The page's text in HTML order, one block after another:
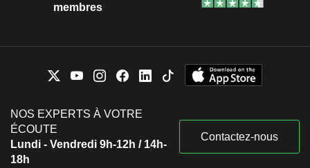
membres
NOS EXPERTS À VOTRE
ÉCOUTE
Lundi - Vendredi 9h-12h / 14h-
18h
Contactez-nous